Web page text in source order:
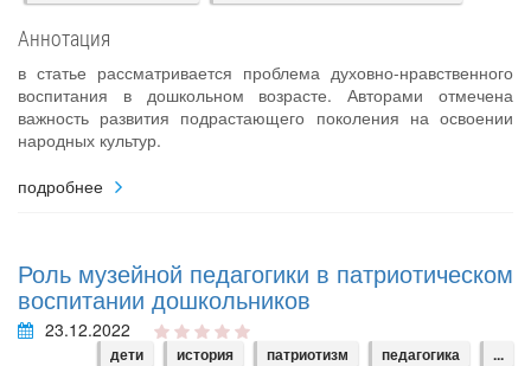
Аннотация
в статье рассматривается проблема духовно-нравственного
воспитания в дошкольном возрасте. Авторами отмечена
важность развития подрастающего поколения на освоении
народных культур.
подробнее
Роль музейной педагогики в патриотическом
воспитании дошкольников
23.12.2022
дети история патриотизм педагогика ...